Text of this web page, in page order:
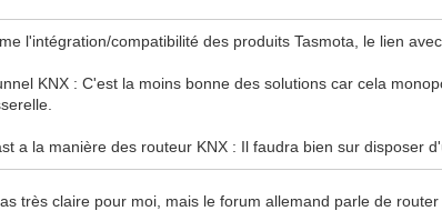
l'intégration/compatibilité des produits Tasmota, le lien
KNX : C'est la moins bonne des solutions car cela
a la manière des routeur KNX : Il faudra bien sur disposer
très claire pour moi, mais le forum allemand parle de